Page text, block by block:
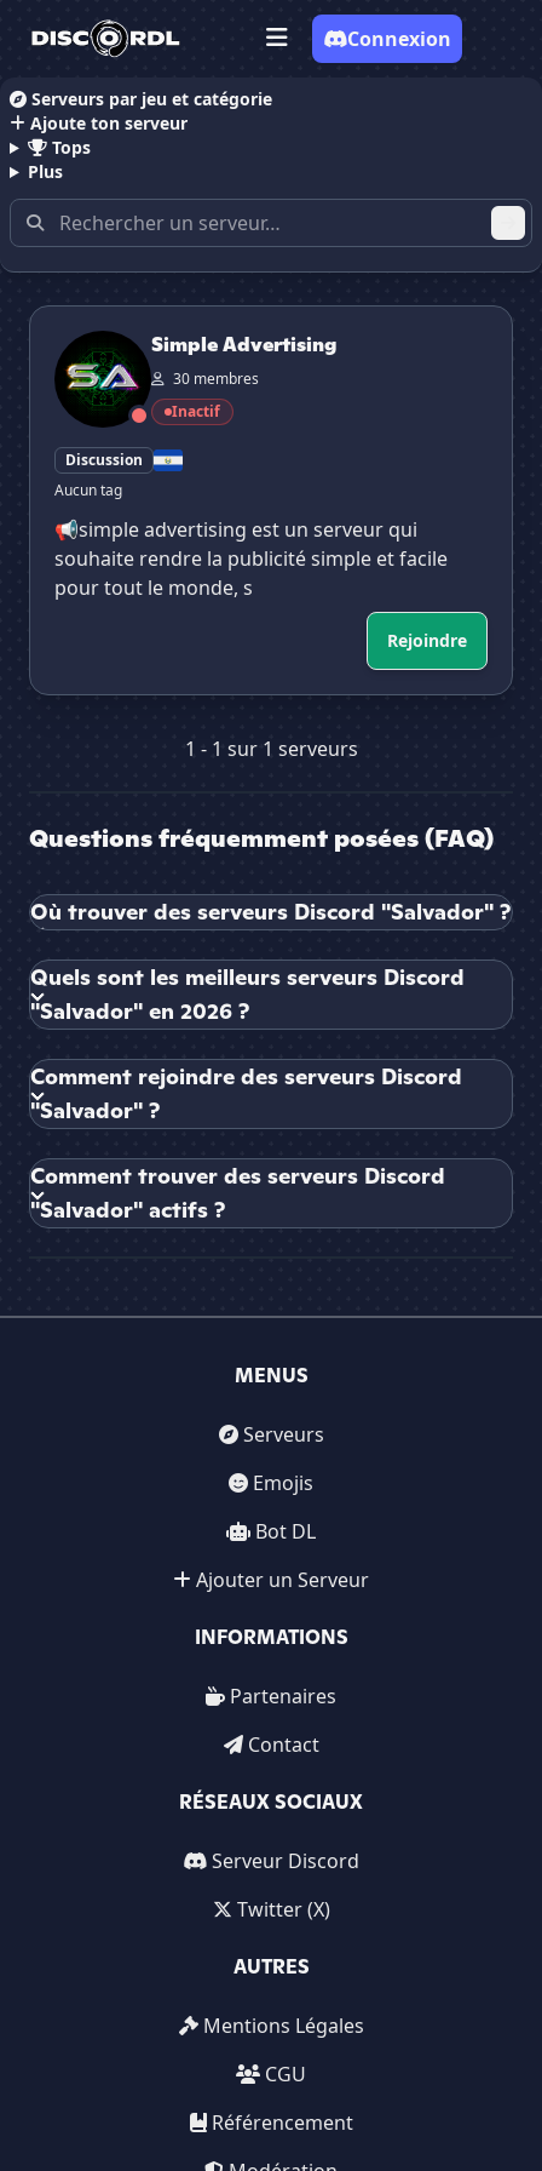
Serveurs par jeu et catégorie
Ajoute ton serveur
Tops
Plus
Connexion
Accueil
Serveurs Discord dans le pays
Salvador
Simple Advertising
Simple Advertising
30 membres
Inactif
Discussion
Aucun tag
📢simple advertising est un serveur qui
souhaite rendre la publicité simple et facile
pour tout le monde, s
Rejoindre
1 - 1 sur 1 serveurs
Questions fréquemment posées (FAQ)
Où trouver des serveurs Discord "Salvador" ?
Quels sont les meilleurs serveurs Discord
"Salvador" en 2026 ?
Comment rejoindre des serveurs Discord
"Salvador" ?
Comment trouver des serveurs Discord
"Salvador" actifs ?
MENUS
Serveurs
Emojis
Bot DL
Ajouter un Serveur
INFORMATIONS
Partenaires
Contact
RÉSEAUX SOCIAUX
Serveur Discord
Twitter (X)
AUTRES
Mentions Légales
CGU
Référencement